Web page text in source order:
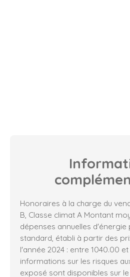
Honoraires à la charge du
B, Classe climat A Montant
dépenses annuelles d'énergie
standard, établi à partir des
l'année 2024 : entre 1040.00
informations sur les risques
exposé sont disponibles sur